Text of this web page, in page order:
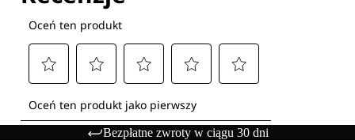
Bezpłatne zwroty w ciągu 30 dni